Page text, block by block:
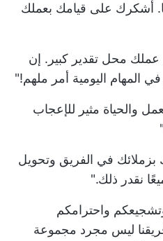
أشكرك على قيامك بعملك
محل تقدير كبير. إن
المهام اليومية أمر ملهم!"
والحياة مثير للإعجاب
في الفريق وتحويل
نقدر ذلك."
وتشجيعكم واحترامكم
ليس مجرد مجموعة